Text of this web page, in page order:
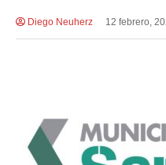
Diego Neuherz 12 febrero,